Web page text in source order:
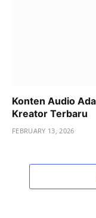
Konten Audio
Kreator Terbaru
FEBRUARY 13, 2026